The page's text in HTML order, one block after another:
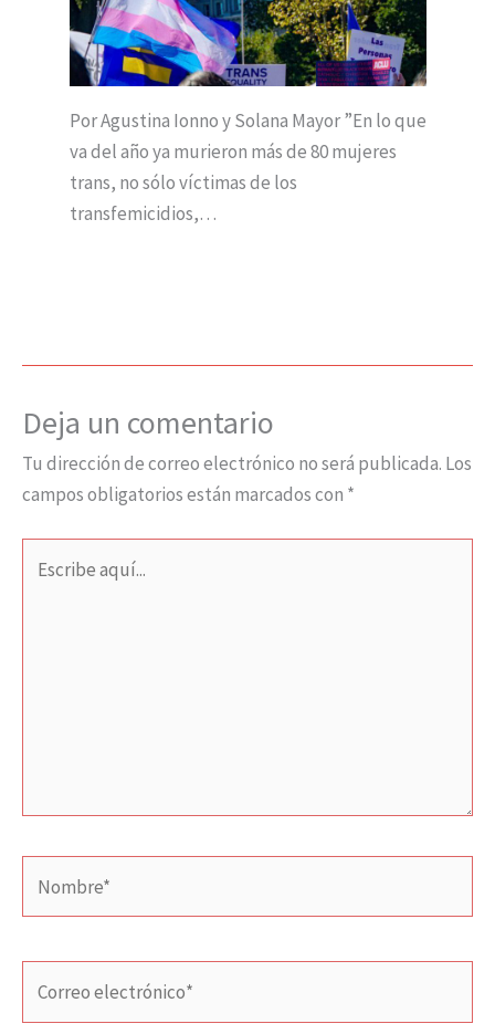
Por Agustina Ionno y Solana Mayor ”En lo que
va del año ya murieron más de 80 mujeres
trans, no sólo víctimas de los
transfemicidios,…
Deja un comentario
Tu dirección de correo electrónico no será publicada. Los
campos obligatorios están marcados con *
aquí...
electrónico*